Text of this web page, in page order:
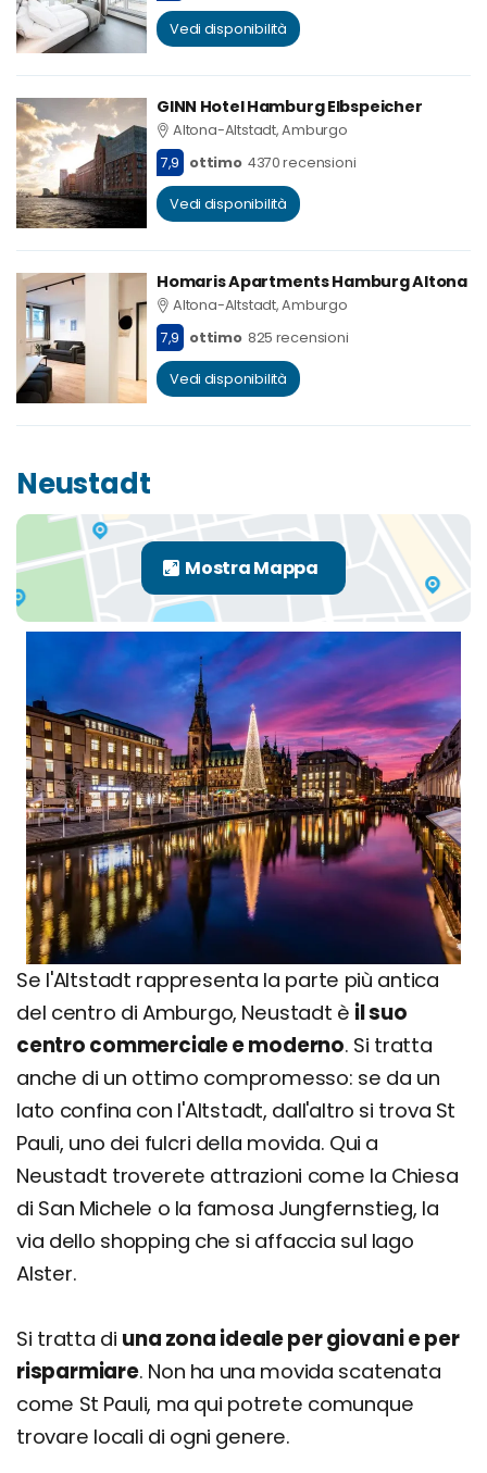
Vedi disponibilità
GINN Hotel Hamburg Elbspeicher
Altona-Altstadt, Amburgo
7,9
ottimo 4370 recensioni
Vedi disponibilità
Homaris Apartments Hamburg Altona
Altona-Altstadt, Amburgo
7,9
ottimo 825 recensioni
Vedi disponibilità
Neustadt
Se l'Altstadt rappresenta la parte più antica
del centro di Amburgo, Neustadt è il suo
centro commerciale e moderno. Si tratta
anche di un ottimo compromesso: se da un
lato confina con l'Altstadt, dall'altro si trova St
Pauli, uno dei fulcri della movida. Qui a
Neustadt troverete attrazioni come la Chiesa
di San Michele o la famosa Jungfernstieg, la
via dello shopping che si affaccia sul lago
Alster.
Si tratta di una zona ideale per giovani e per
risparmiare. Non ha una movida scatenata
come St Pauli, ma qui potrete comunque
trovare locali di ogni genere.